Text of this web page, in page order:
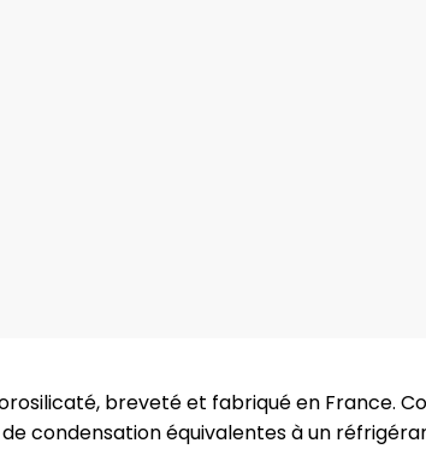
breveté et fabriqué en France.
condensation équivalentes à un